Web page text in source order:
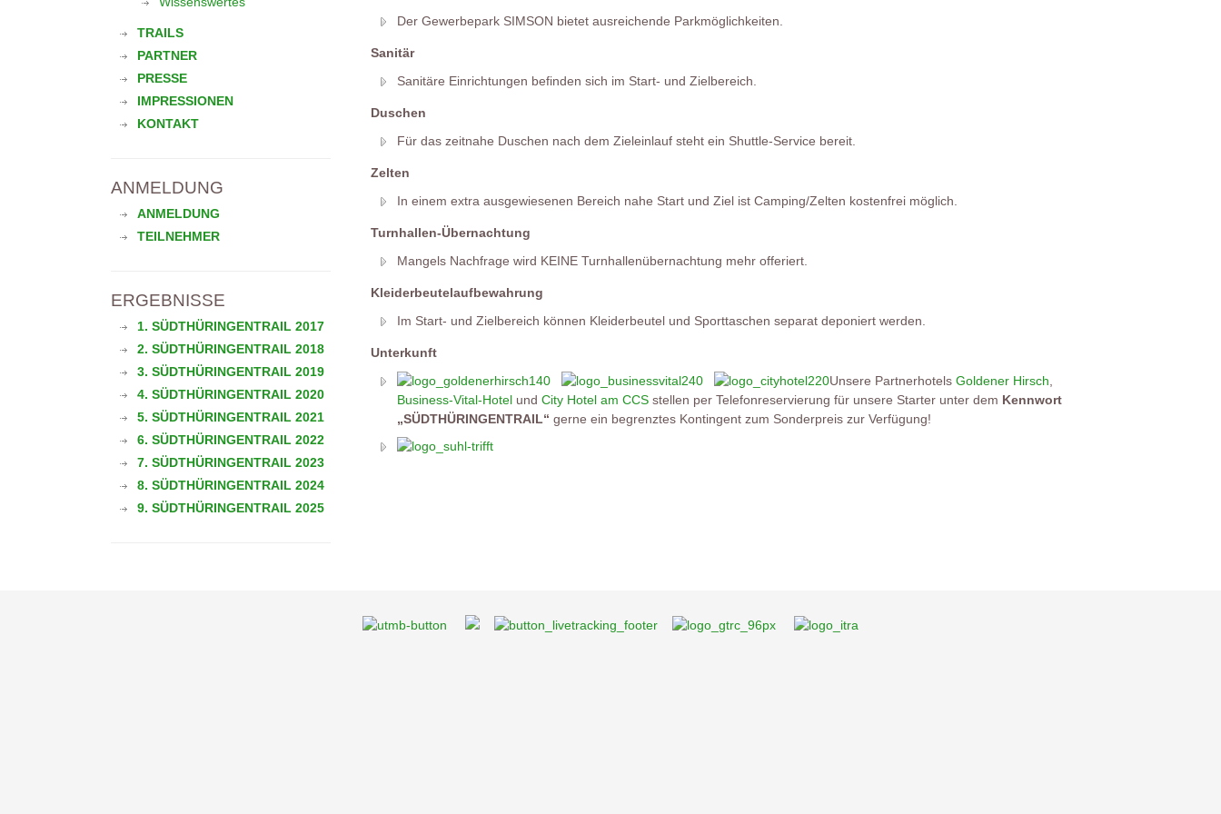
TRAILS
PARTNER
PRESSE
IMPRESSIONEN
KONTAKT
ANMELDUNG
ANMELDUNG
TEILNEHMER
ERGEBNISSE
1. SÜDTHÜRINGENTRAIL 2017
2. SÜDTHÜRINGENTRAIL 2018
3. SÜDTHÜRINGENTRAIL 2019
4. SÜDTHÜRINGENTRAIL 2020
5. SÜDTHÜRINGENTRAIL 2021
6. SÜDTHÜRINGENTRAIL 2022
7. SÜDTHÜRINGENTRAIL 2023
8. SÜDTHÜRINGENTRAIL 2024
9. SÜDTHÜRINGENTRAIL 2025
Der Gewerbepark SIMSON bietet ausreichende Parkmöglichkeiten.
Sanitär
Sanitäre Einrichtungen befinden sich im Start- und Zielbereich.
Duschen
Für das zeitnahe Duschen nach dem Zieleinlauf steht ein Shuttle-Service bereit.
Zelten
In einem extra ausgewiesenen Bereich nahe Start und Ziel ist Camping/Zelten kostenfrei möglich.
Turnhallen-Übernachtung
Mangels Nachfrage wird KEINE Turnhallenübernachtung mehr offeriert.
Kleiderbeutelaufbewahrung
Im Start- und Zielbereich können Kleiderbeutel und Sporttaschen separat deponiert werden.
Unterkunft
Unsere Partnerhotels Goldener Hirsch
Business-Vital-Hotel und City Hotel am CCS stellen per Telefonreservierung für unsere Starter unter dem Kennwort
„SÜDTHÜRINGENTRAIL“ gerne ein begrenztes Kontingent zum Sonderpreis zur Verfügung!